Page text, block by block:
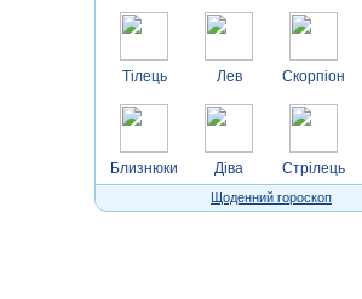
Тілець
Близнюки
Лев
Діва
Скорпіон
Стрілець
Щоденний гороскоп